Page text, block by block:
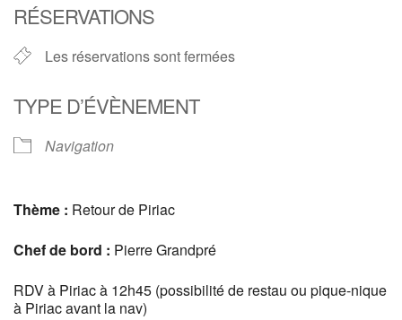
RÉSERVATIONS
Les réservations sont fermées
TYPE D’ÉVÈNEMENT
Navigation
Thème : Retour de Piriac
Chef de bord : Pierre Grandpré
RDV à Piriac à 12h45 (possibilité de restau ou pique-nique
à Piriac avant la nav)